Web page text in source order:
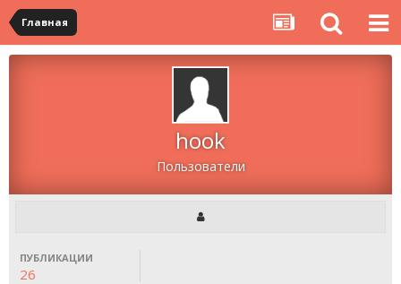
Главная
hook
Пользователи
ПУБЛИКАЦИИ
26